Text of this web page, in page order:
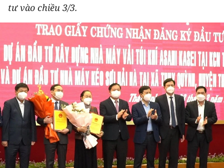
THẾ GIỚI
THỂ THAO
GIÁO DỤC
Y TẾ
KHOA HỌC - CÔNG NGHỆ
MÔI TRƯỜNG
tư vào chiều 3/3.